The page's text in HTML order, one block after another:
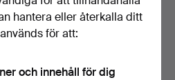
hantera eller återkalla ditt
för att:
och innehåll för dig